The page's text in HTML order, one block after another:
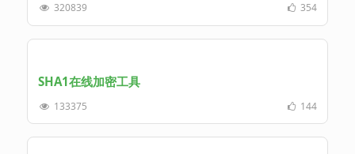
320839 354
SHA1在线加密工具
133375 144